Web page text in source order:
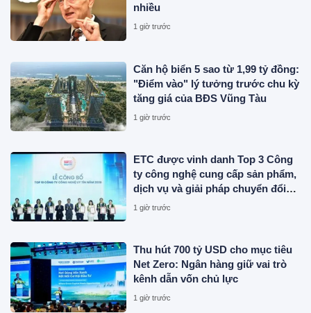
nhiều
1 giờ trước
Căn hộ biển 5 sao từ 1,99 tỷ đồng:
"Điểm vào" lý tưởng trước chu kỳ
tăng giá của BĐS Vũng Tàu
1 giờ trước
ETC được vinh danh Top 3 Công
ty công nghệ cung cấp sản phẩm,
dịch vụ và giải pháp chuyển đổi
số uy tín năm 2026
1 giờ trước
Thu hút 700 tỷ USD cho mục tiêu
Net Zero: Ngân hàng giữ vai trò
kênh dẫn vốn chủ lực
1 giờ trước